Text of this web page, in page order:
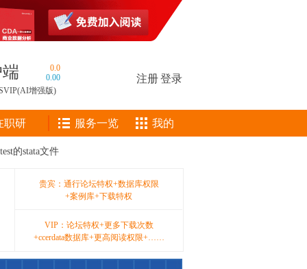
0.0
0.00
增强版)
注册登录
职研 服务一览 我的
的stata文件
贵宾：通行论坛特权+数据库权限
+案例库+下载特权
VIP：论坛特权+更多下载次数
+ccerdata数据库+更高阅读权限+……